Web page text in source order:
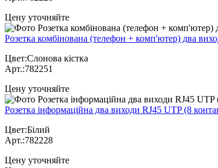
Цену уточняйте
Розетка комбінована (телефон + комп'ютер) два
Цвет:Слонова кістка
Арт.:782251
Цену уточняйте
Розетка інформаційна два виходи RJ45 UTP (8
Цвет:Білий
Арт.:782228
Цену уточняйте